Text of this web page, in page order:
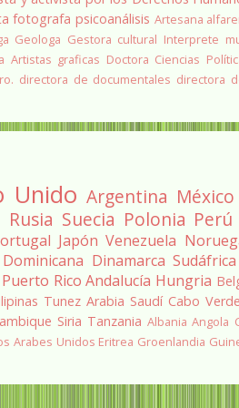
fotografa psicoanálisis Artesana
Geologa Gestora cultural Interprete
Artistas graficas Doctora Ciencias
directora de documentales directora
Unido Argentina México
Rusia Suecia Polonia Perú
Japón Venezuela
Dinamarca Sudáfrica
Puerto Rico Andalucía Hungria
Tunez Arabia Saudí Cabo Verde
Siria Tanzania Albania Angola
Arabes Unidos Eritrea Groenlandia